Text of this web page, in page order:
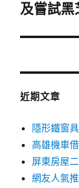
一
文
及嘗試黑
近期文章
隱形鐵窗
高雄機車
屏東房屋
網友人氣